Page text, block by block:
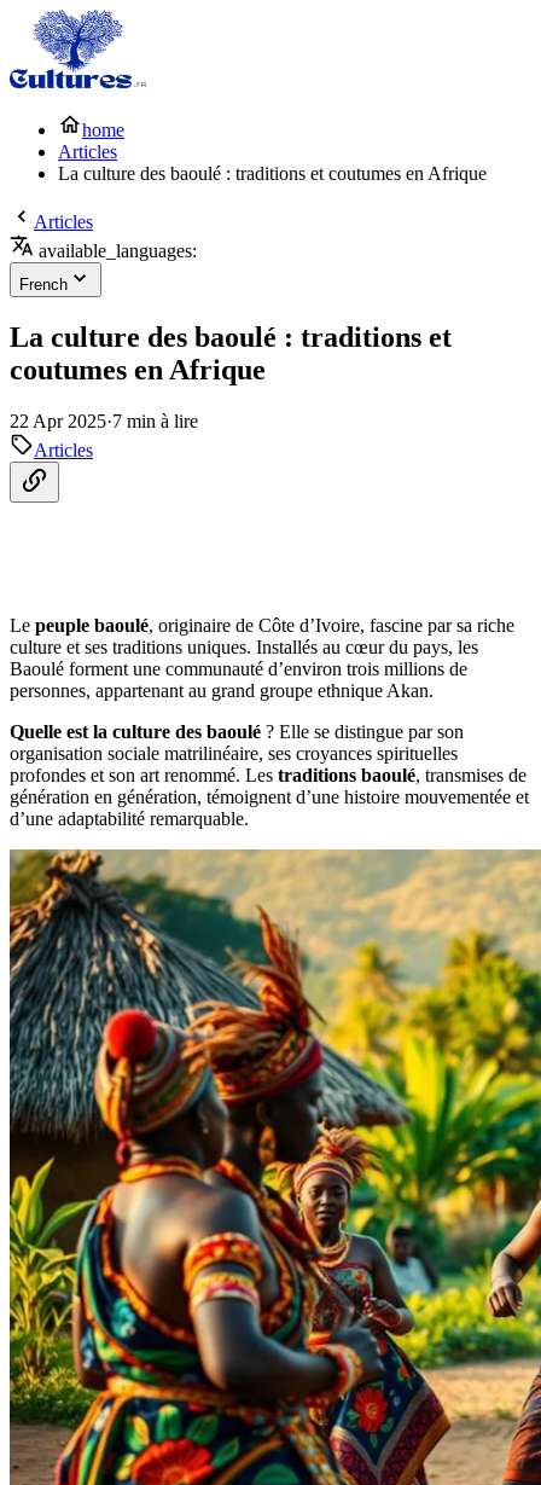
home
Articles
La culture des baoulé : traditions et coutumes en Afrique
Articles
available_languages:
French
La culture des baoulé : traditions et
coutumes en Afrique
22 Apr 2025·7 min à lire
Articles
Le peuple baoulé, originaire de Côte d’Ivoire, fascine par sa riche
culture et ses traditions uniques. Installés au cœur du pays, les
Baoulé forment une communauté d’environ trois millions de
personnes, appartenant au grand groupe ethnique Akan.
Quelle est la culture des baoulé ? Elle se distingue par son
organisation sociale matrilinéaire, ses croyances spirituelles
profondes et son art renommé. Les traditions baoulé, transmises de
génération en génération, témoignent d’une histoire mouvementée et
d’une adaptabilité remarquable.